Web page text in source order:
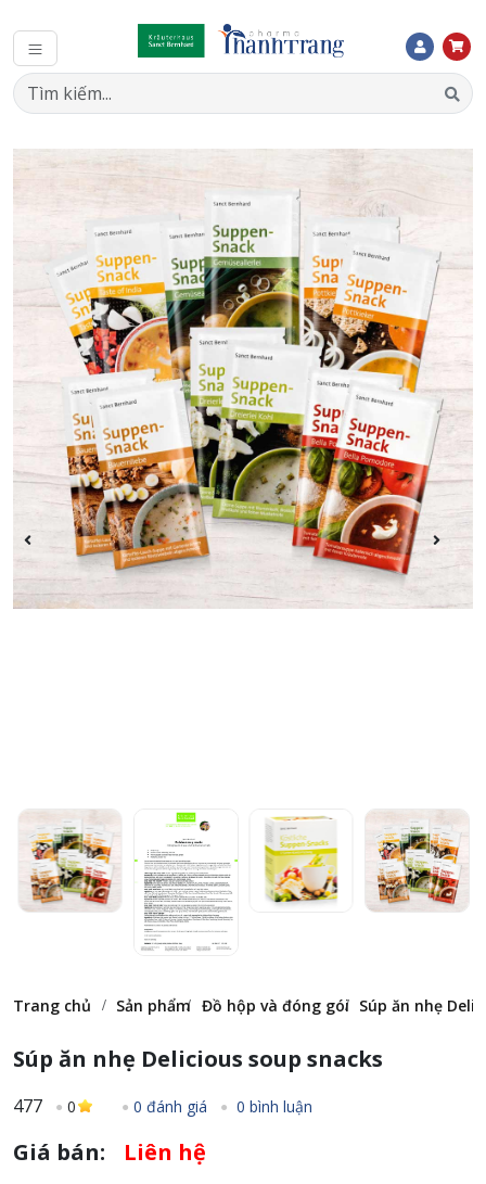
Trang chủ Sản phẩm Đồ hộp và đóng gói Súp ăn nhẹ
Súp ăn nhẹ Delicious soup snacks
477 0 0 đánh giá 0 bình luận
Giá bán: Liên hệ